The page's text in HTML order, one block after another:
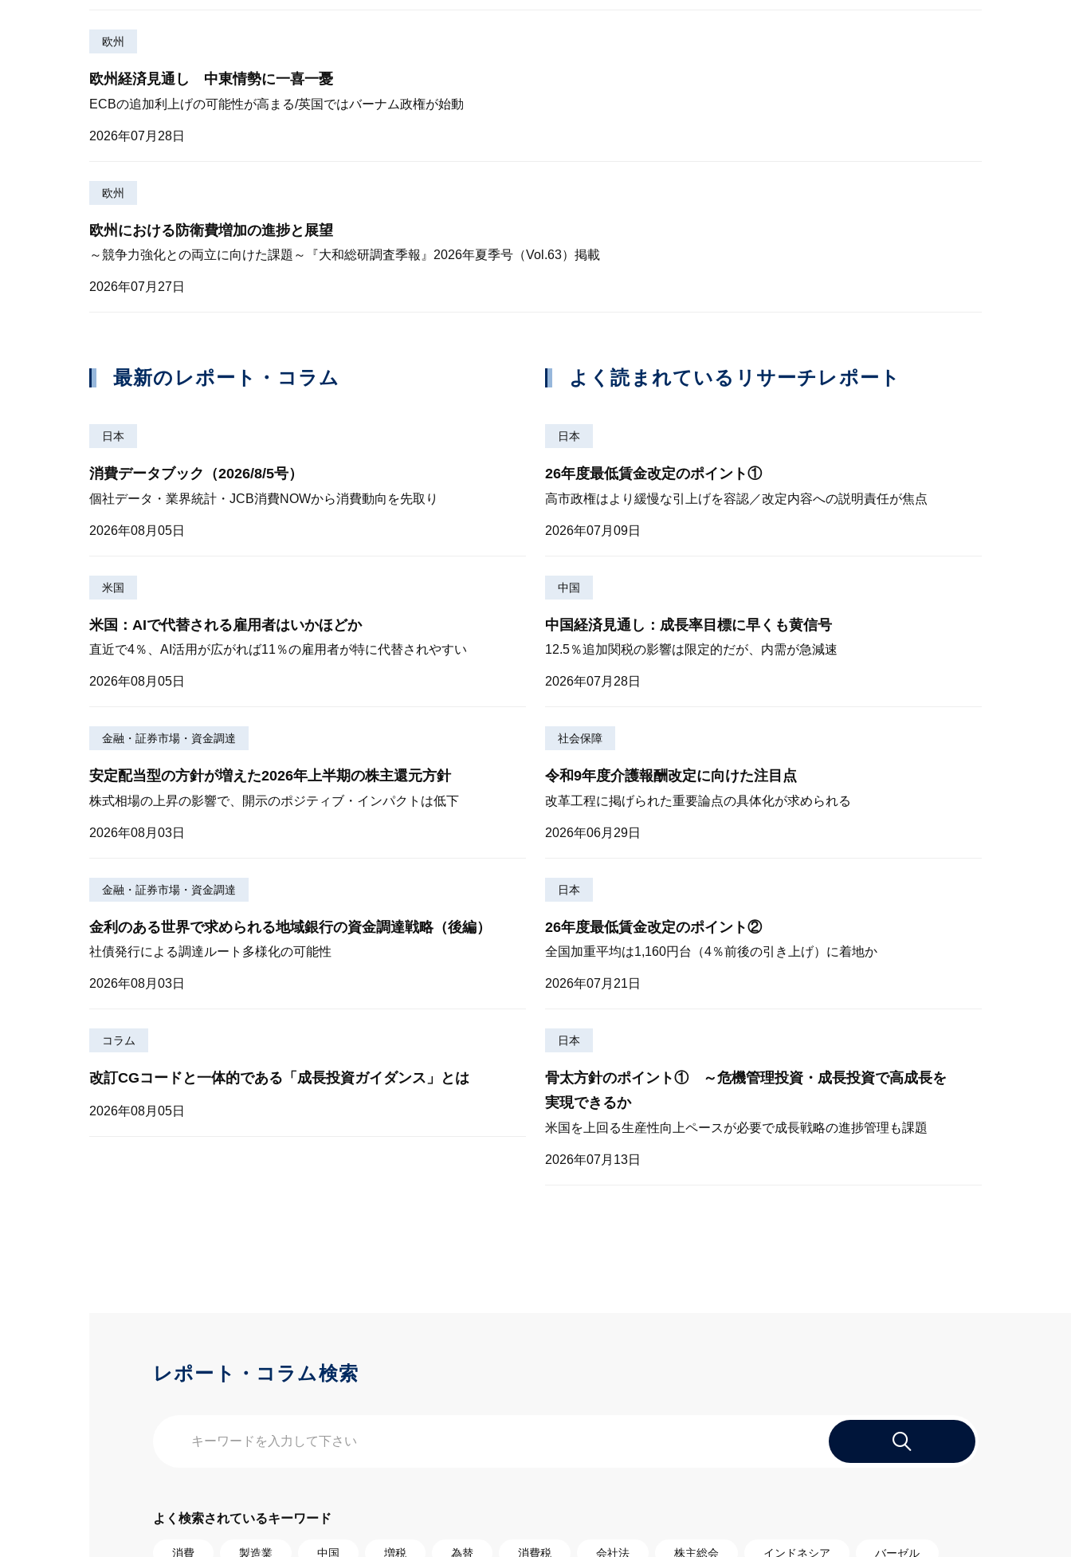
欧州
欧州経済見通し 中東情勢に一喜一憂
ECBの追加利上げの可能性が高まる/英国ではバーナム政権が始動
2026年07月28日
欧州
欧州における防衛費増加の進捗と展望
～競争力強化との両立に向けた課題～『大和総研調査季報』2026年夏季号（Vol.63）掲載
2026年07月27日
最新のレポート・コラム
日本
消費データブック（2026/8/5号）
個社データ・業界統計・JCB消費NOWから消費動向を先取り
2026年08月05日
米国
米国：AIで代替される雇用者はいかほどか
直近で4％、AI活用が広がれば11％の雇用者が特に代替されやすい
2026年08月05日
金融・証券市場・資金調達
安定配当型の方針が増えた2026年上半期の株主還元方針
株式相場の上昇の影響で、開示のポジティブ・インパクトは低下
2026年08月03日
金融・証券市場・資金調達
金利のある世界で求められる地域銀行の資金調達戦略（後編）
社債発行による調達ルート多様化の可能性
2026年08月03日
コラム
改訂CGコードと一体的である「成長投資ガイダンス」とは
2026年08月05日
よく読まれているリサーチレポート
日本
26年度最低賃金改定のポイント①
高市政権はより緩慢な引上げを容認／改定内容への説明責任が焦点
2026年07月09日
中国
中国経済見通し：成長率目標に早くも黄信号
12.5％追加関税の影響は限定的だが、内需が急減速
2026年07月28日
社会保障
令和9年度介護報酬改定に向けた注目点
改革工程に掲げられた重要論点の具体化が求められる
2026年06月29日
日本
26年度最低賃金改定のポイント②
全国加重平均は1,160円台（4％前後の引き上げ）に着地か
2026年07月21日
日本
骨太方針のポイント① ～危機管理投資・成長投資で高成長を
実現できるか
米国を上回る生産性向上ペースが必要で成長戦略の進捗管理も課題
2026年07月13日
レポート・コラム検索
よく検索されているキーワード
消費 製造業 中国 増税 為替 消費税 会社法 株主総会 インドネシア バーゼル